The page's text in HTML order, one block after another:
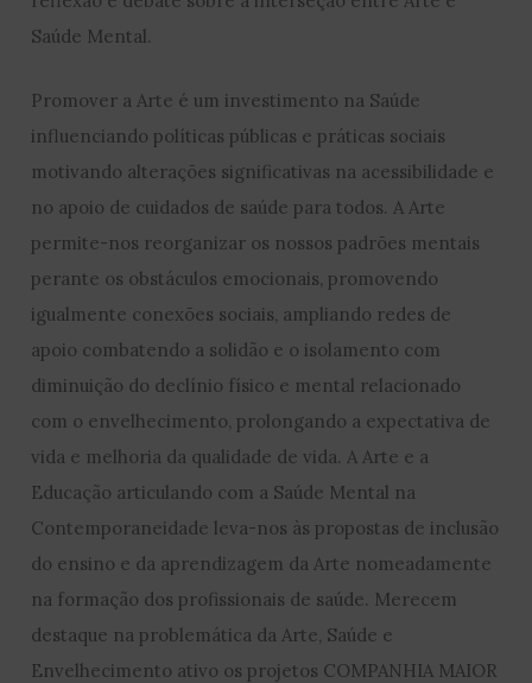
Saúde Mental.
Promover a Arte é um investimento na Saúde
influenciando políticas públicas e práticas sociais
motivando alterações significativas na acessibilidade e
no apoio de cuidados de saúde para todos. A Arte
permite-nos reorganizar os nossos padrões mentais
perante os obstáculos emocionais, promovendo
igualmente conexões sociais, ampliando redes de
apoio combatendo a solidão e o isolamento com
diminuição do declínio físico e mental relacionado
com o envelhecimento, prolongando a expectativa de
vida e melhoria da qualidade de vida. A Arte e a
Educação articulando com a Saúde Mental na
Contemporaneidade leva-nos às propostas de inclusão
do ensino e da aprendizagem da Arte nomeadamente
na formação dos profissionais de saúde. Merecem
destaque na problemática da Arte, Saúde e
Envelhecimento ativo os projetos COMPANHIA MAIOR